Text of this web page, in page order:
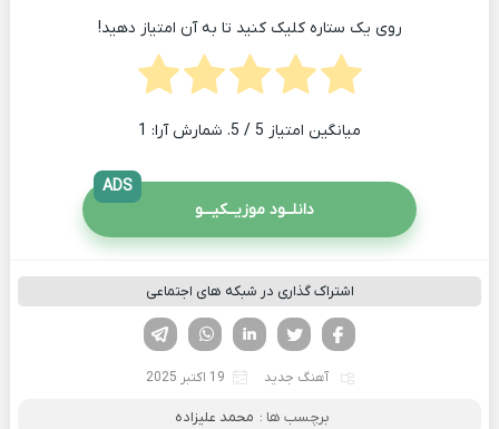
روی یک ستاره کلیک کنید تا به آن امتیاز دهید!
میانگین امتیاز 5 / 5. شمارش آرا: 1
دانلــود موزیــکیـــو
ADS
اشتراک گذاری در شبکه های اجتماعی
لینکدین تویتر
فیسوک
آهنگ جدید 19 اکتبر 2025
برچسب ها : محمد علیزاده